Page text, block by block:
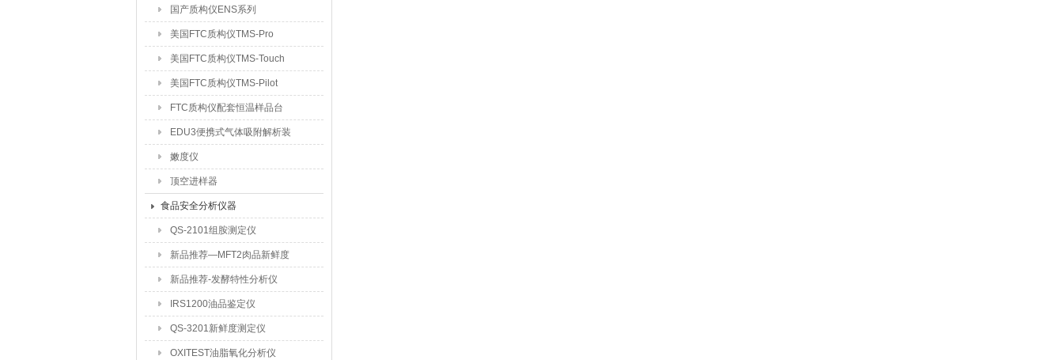
国产质构仪ENS系列
美国FTC质构仪TMS-Pro
美国FTC质构仪TMS-Touch
美国FTC质构仪TMS-Pilot
FTC质构仪配套恒温样品台
EDU3便携式气体吸附解析装
置
嫩度仪
顶空进样器
食品安全分析仪器
QS-2101组胺测定仪
新品推荐—MFT2肉品新鲜度
测定仪
新品推荐-发酵特性分析仪
IRS1200油品鉴定仪
QS-3201新鲜度测定仪
OXITEST油脂氧化分析仪